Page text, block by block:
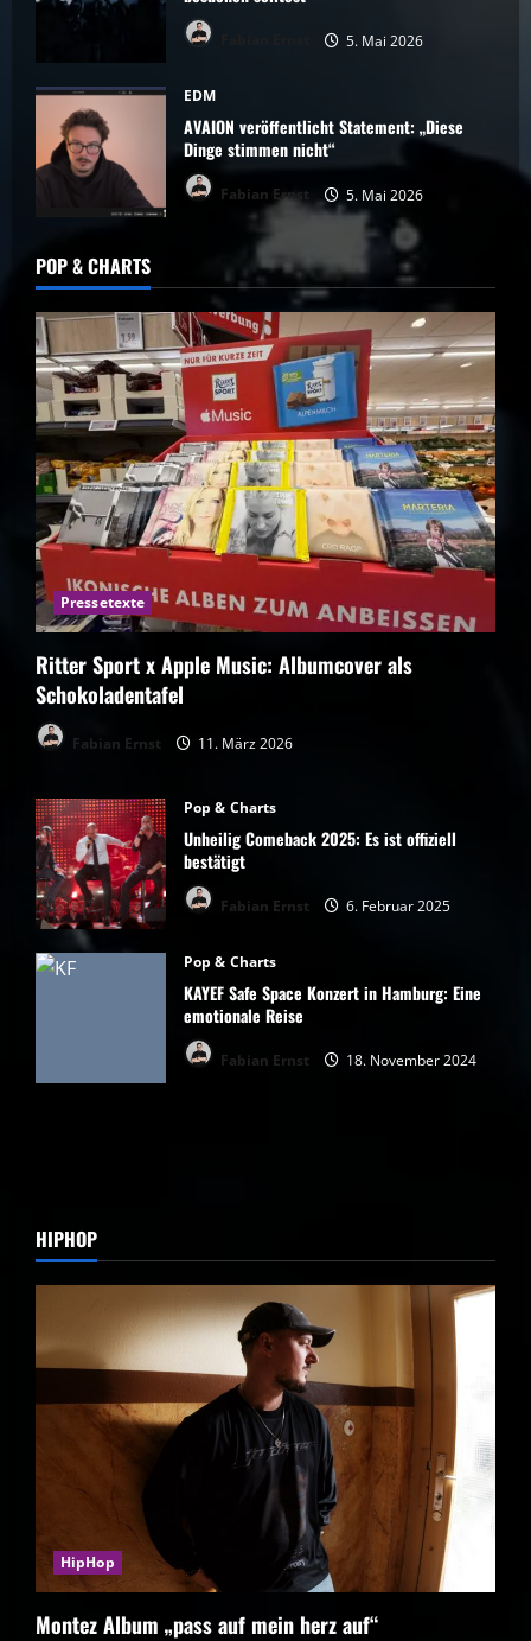
5. Mai 2026
EDM
AVAION veröffentlicht Statement: „Diese
Dinge stimmen nicht“
Fabian Ernst 5. Mai 2026
POP & CHARTS
Pressetexte
Ritter Sport x Apple Music: Albumcover als
Schokoladentafel
Fabian Ernst 11. März 2026
Pop & Charts
Unheilig Comeback 2025: Es ist offiziell
bestätigt
Fabian Ernst 6. Februar 2025
Pop & Charts
KAYEF Safe Space Konzert in Hamburg: Eine
emotionale Reise
Fabian Ernst 18. November 2024
HIPHOP
HipHop
Montez Album „pass auf mein herz auf“